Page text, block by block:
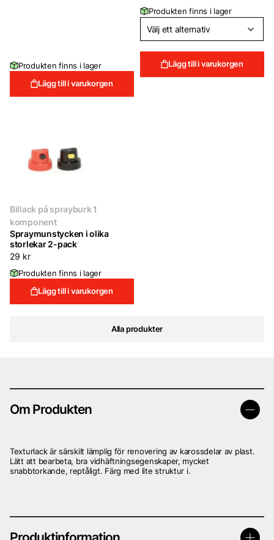
Alla produkter
Produkten finns i lager
Lägg till i varukorgen
Produkten finns i lager
Lägg till i varukorgen
Billack på sprayburk 1
komponent
Spraymunstycken i olika
storlekar 2-pack
29 kr
Produkten finns i lager
Lägg till i varukorgen
Om Produkten
Texturlack är särskilt lämplig för renovering av karossdelar av plast.
Lätt att bearbeta, bra vidhäftningsegenskaper, mycket
snabbtorkande, reptåligt. Färg med lite struktur i.